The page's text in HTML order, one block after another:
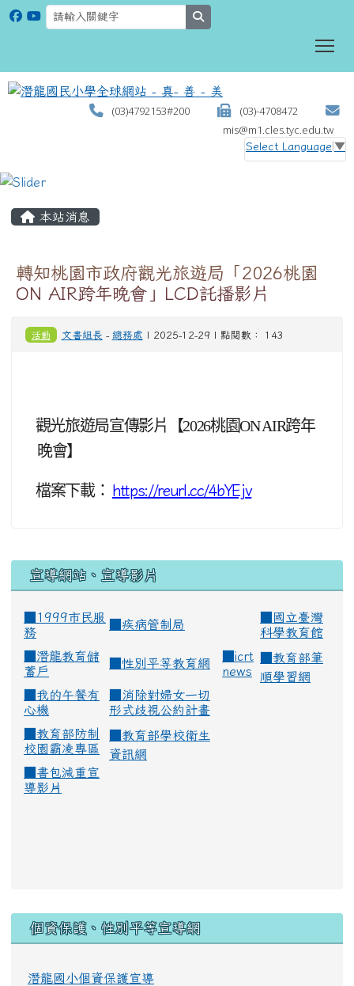
(03)4792153#200
(03)-4708472
mis@m1.cles.tyc.edu.tw
Select Language ▼
本站消息
轉知桃園市政府觀光旅遊局「2026桃園
ON AIR跨年晚會」LCD託播影片
活動 文書組長 - 總務處 | 2025-12-29 | 點閱數： 143
觀光旅遊局宣傳影片【2026桃園ON AIR跨年
晚會】
檔案下載： https://reurl.cc/4bYEjv
宣導網站、宣導影片
■1999市民服
務
疾病管制局
國立臺灣
科學教育館
潛龍教育儲
蓄戶
性別平等教育網
icrt
news
教育部筆
順學習網
我的午餐有
心機
消除對婦女一切
形式歧視公約計畫
教育部防制
校園霸凌專區
教育部學校衛生
資訊網
書包減重宣
導影片
個資保護、性別平等宣導網
潛龍國小個資保護宣導